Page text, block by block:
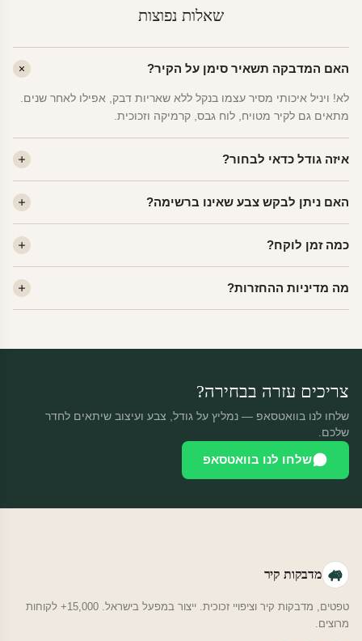
שאלות נפוצות
האם המדבקה תשאיר סימן על הקיר?
לא! ויניל איכותי מסיר עצמו בנקל ללא שאריות דבק, אפילו לאחר שנים.
מתאים גם לקיר מטויח, לוח גבס, קרמיקה וזכוכית.
איזה גודל כדאי לבחור?
שינה של מבוגרים — L. לפינה קטנה — S.
האם ניתן לבקש צבע שאינו ברשימה?
הצבעים זמינים ללא תוספת מחיר.
כמה זמן לוקח?
14:00 — יצאו באותו יום.
מה מדיניות ההחזרות?
צריכים עזרה בבחירה?
שלחו לנו בוואטסאפ — נמליץ על גודל, צבע ועיצוב שיתאים לחדר
שלכם.
שלחו לנו בוואטסאפ
מדבקות קיר
טפטים, מדבקות קיר וציפויי זכוכית. ייצור במפעל בישראל. 15,000+ לקוחות
מרוצים.